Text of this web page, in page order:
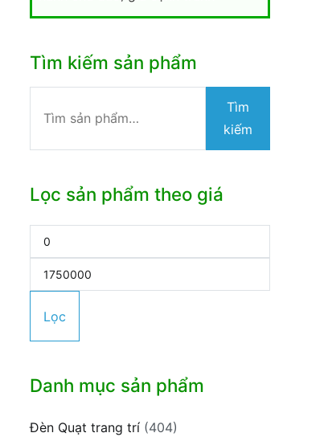
Tìm kiếm sản phẩm
kiếm:
Tìm
kiếm
Lọc sản phẩm theo giá
Giá
thiểu
Giá
Lọc
Danh mục sản phẩm
Đèn Quạt trang trí (404)